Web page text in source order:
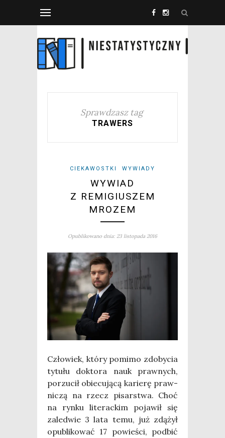
Sprawdzasz tag
TRAWERS
CIEKAWOSTKI WYWIADY
WYWIAD
Z REMIGIUSZEM
MROZEM
Opublikowano dnia: 23 listopada 2016
Czło­wiek, któ­ry pomi­mo zdo­by­cia
tytu­łu dok­to­ra nauk praw­nych,
porzu­cił obie­cu­ją­cą karie­rę praw­
ni­czą na rzecz pisar­stwa. Choć
na ryn­ku lite­rac­kim poja­wił się
zale­d­wie 3 lata temu, już zdą­żył
opu­bli­ko­wać 17 powie­ści, pod­bić